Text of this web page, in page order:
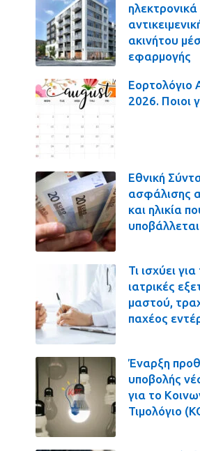
ηλεκτρονικά
ακινήτου
εφαρμογής
Εορτολόγιο
2026. Ποιοι
Εθνική
ασφάλισης
και ηλικία
Τι ισχύει
ιατρικές
μαστού,
παχέος
Έναρξη
υποβολής
για το
Τιμολόγιο